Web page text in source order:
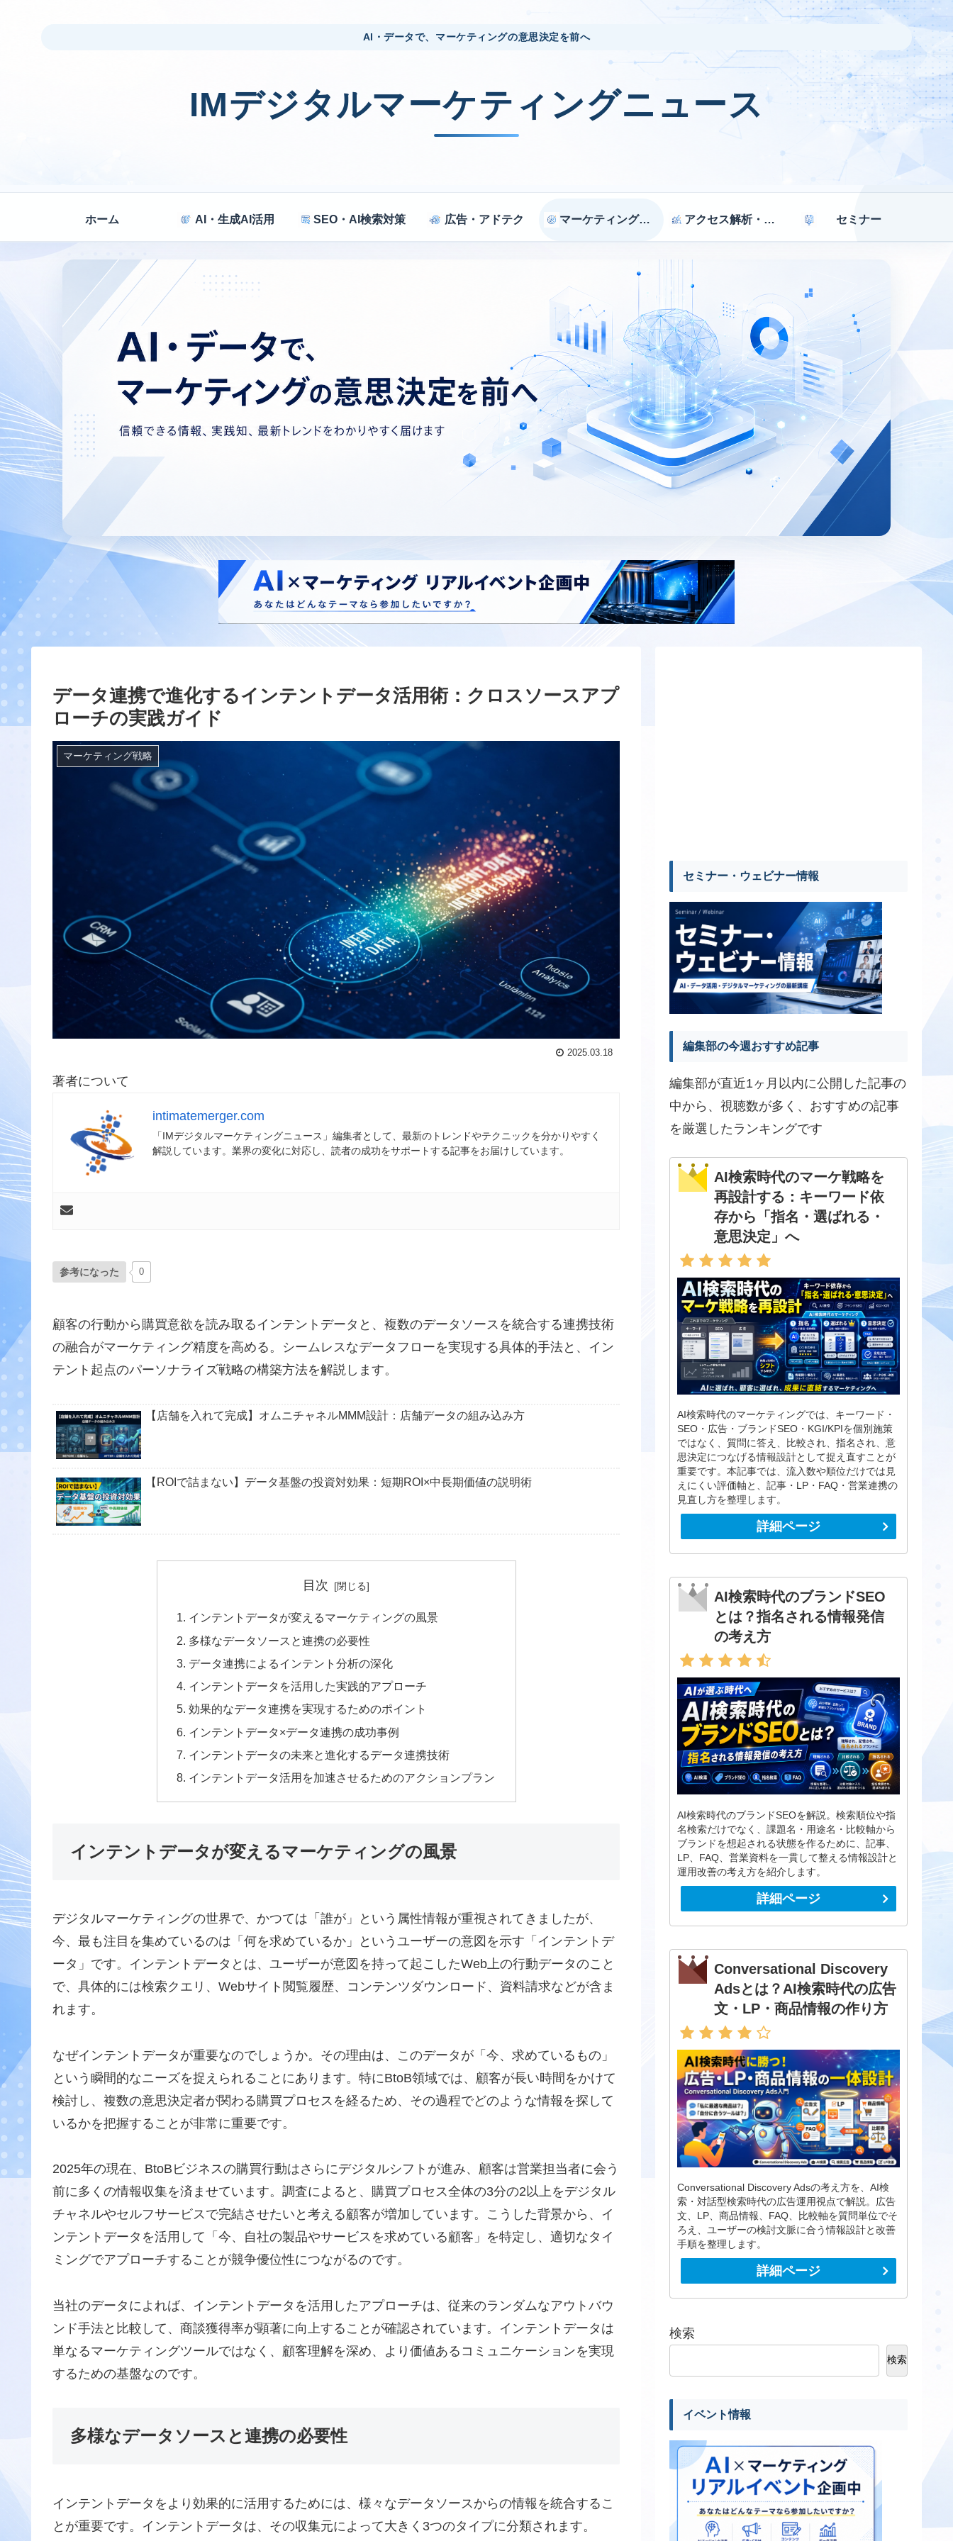
AI・データで、マーケティングの意思決定を前へ
IMデジタルマーケティングニュース
ホーム AI・生成AI活用 SEO・AI検索対策 広告・アドテク マーケティング戦略 アクセス解析・効果測定 セミナー
データ連携で進化するインテントデータ活用術：クロスソースアプ
ローチの実践ガイド
マーケティング戦略
2025.03.18
著者について
intimatemerger.com
「IMデジタルマーケティングニュース」編集者として、最新のトレンドやテクニックを分かりやすく
解説しています。業界の変化に対応し、読者の成功をサポートする記事をお届けしています。
参考になった 0
顧客の行動から購買意欲を読み取るインテントデータと、複数のデータソースを統合する連携技術
の融合がマーケティング精度を高める。シームレスなデータフローを実現する具体的手法と、イン
テント起点のパーソナライズ戦略の構築方法を解説します。
【店舗を入れて完成】オムニチャネルMMM設計：店舗データの組み込み方
【ROIで詰まない】データ基盤の投資対効果：短期ROI×中長期価値の説明術
目次
インテントデータが変えるマーケティングの風景
多様なデータソースと連携の必要性
データ連携によるインテント分析の深化
インテントデータを活用した実践的アプローチ
効果的なデータ連携を実現するためのポイント
インテントデータ×データ連携の成功事例
インテントデータの未来と進化するデータ連携技術
インテントデータ活用を加速させるためのアクションプラン
インテントデータが変えるマーケティングの風景
デジタルマーケティングの世界で、かつては「誰が」という属性情報が重視されてきましたが、
今、最も注目を集めているのは「何を求めているか」というユーザーの意図を示す「インテントデ
ータ」です。インテントデータとは、ユーザーが意図を持って起こしたWeb上の行動データのこと
で、具体的には検索クエリ、Webサイト閲覧履歴、コンテンツダウンロード、資料請求などが含ま
れます。
なぜインテントデータが重要なのでしょうか。その理由は、このデータが「今、求めているもの」
という瞬間的なニーズを捉えられることにあります。特にBtoB領域では、顧客が長い時間をかけて
検討し、複数の意思決定者が関わる購買プロセスを経るため、その過程でどのような情報を探して
いるかを把握することが非常に重要です。
2025年の現在、BtoBビジネスの購買行動はさらにデジタルシフトが進み、顧客は営業担当者に会う
前に多くの情報収集を済ませています。調査によると、購買プロセス全体の3分の2以上をデジタル
チャネルやセルフサービスで完結させたいと考える顧客が増加しています。こうした背景から、イ
ンテントデータを活用して「今、自社の製品やサービスを求めている顧客」を特定し、適切なタイ
ミングでアプローチすることが競争優位性につながるのです。
当社のデータによれば、インテントデータを活用したアプローチは、従来のランダムなアウトバウ
ンド手法と比較して、商談獲得率が顕著に向上することが確認されています。インテントデータは
単なるマーケティングツールではなく、顧客理解を深め、より価値あるコミュニケーションを実現
するための基盤なのです。
多様なデータソースと連携の必要性
インテントデータをより効果的に活用するためには、様々なデータソースからの情報を統合するこ
とが重要です。インテントデータは、その収集元によって大きく3つのタイプに分類されます。
セミナー・ウェビナー情報
編集部の今週おすすめ記事
編集部が直近1ヶ月以内に公開した記事の
中から、視聴数が多く、おすすめの記事
を厳選したランキングです
AI検索時代のマーケ戦略を
再設計する：キーワード依
存から「指名・選ばれる・
意思決定」へ
AI検索時代のマーケティングでは、キーワード・
SEO・広告・ブランドSEO・KGI/KPIを個別施策
ではなく、質問に答え、比較され、指名され、意
思決定につなげる情報設計として捉え直すことが
重要です。本記事では、流入数や順位だけでは見
えにくい評価軸と、記事・LP・FAQ・営業連携の
見直し方を整理します。
詳細ページ
AI検索時代のブランドSEO
とは？指名される情報発信
の考え方
AI検索時代のブランドSEOを解説。検索順位や指
名検索だけでなく、課題名・用途名・比較軸から
ブランドを想起される状態を作るために、記事、
LP、FAQ、営業資料を一貫して整える情報設計と
運用改善の考え方を紹介します。
詳細ページ
Conversational Discovery
Adsとは？AI検索時代の広告
文・LP・商品情報の作り方
Conversational Discovery Adsの考え方を、AI検
索・対話型検索時代の広告運用視点で解説。広告
文、LP、商品情報、FAQ、比較軸を質問単位でそ
ろえ、ユーザーの検討文脈に合う情報設計と改善
手順を整理します。
詳細ページ
検索
検索
イベント情報